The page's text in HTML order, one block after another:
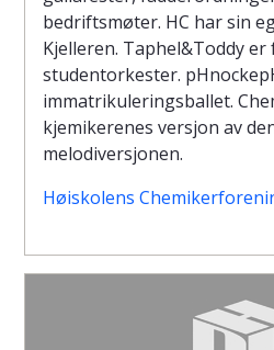
bedriftsmøter. HC har sin
Kjelleren. Taphel&Toddy
studentorkester.
immatrikuleringsballet.
kjemikerenes versjon av
melodiversjonen.
Høiskolens